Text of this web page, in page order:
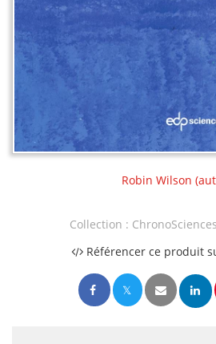
Robin Wilson
Collection : ChronoSciences
Référencer ce produit